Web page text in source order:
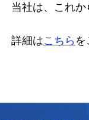
当社は、これか
詳細はこちら を